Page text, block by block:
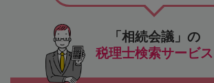
「相続会議」の
税理士検索サービス